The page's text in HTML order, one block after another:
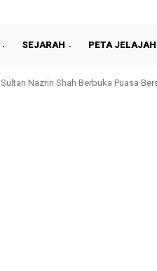
SEJARAH PETA
Sultan Nazrin Shah Berbuka Puasa
Bekas ADUN Tronoh, Perak Kekal